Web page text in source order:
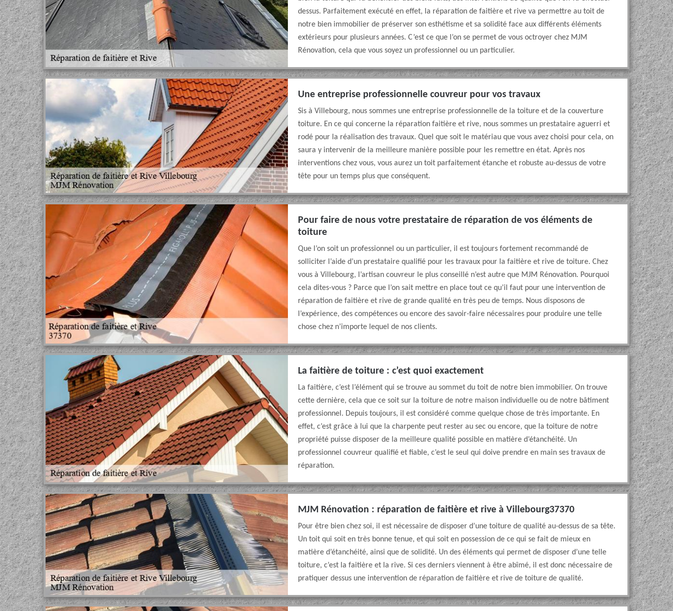
dessus. Parfaitement exécuté en effet, la réparation de faitière et rive va permettre au toit de
notre bien immobilier de préserver son esthétisme et sa solidité face aux différents éléments
extérieurs pour plusieurs années. C’est ce que l’on se permet de vous octroyer chez MJM
Rénovation, cela que vous soyez un professionnel ou un particulier.
Une entreprise professionnelle couvreur pour vos travaux
Sis à Villebourg, nous sommes une entreprise professionnelle de la toiture et de la couverture
toiture. En ce qui concerne la réparation faitière et rive, nous sommes un prestataire aguerri et
rodé pour la réalisation des travaux. Quel que soit le matériau que vous avez choisi pour cela, on
saura y intervenir de la meilleure manière possible pour les remettre en état. Après nos
interventions chez vous, vous aurez un toit parfaitement étanche et robuste au-dessus de votre
tête pour un temps plus que conséquent.
Pour faire de nous votre prestataire de réparation de vos éléments de
toiture
Que l’on soit un professionnel ou un particulier, il est toujours fortement recommandé de
solliciter l’aide d’un prestataire qualifié pour les travaux pour la faitière et rive de toiture. Chez
vous à Villebourg, l’artisan couvreur le plus conseillé n’est autre que MJM Rénovation. Pourquoi
cela dites-vous ? Parce que l’on sait mettre en place tout ce qu’il faut pour une intervention de
réparation de faitière et rive de grande qualité en très peu de temps. Nous disposons de
l’expérience, des compétences ou encore des savoir-faire nécessaires pour produire une telle
chose chez n’importe lequel de nos clients.
La faitière de toiture : c’est quoi exactement
La faitière, c’est l’élément qui se trouve au sommet du toit de notre bien immobilier. On trouve
cette dernière, cela que ce soit sur la toiture de notre maison individuelle ou de notre bâtiment
professionnel. Depuis toujours, il est considéré comme quelque chose de très importante. En
effet, c’est grâce à lui que la charpente peut rester au sec ou encore, que la toiture de notre
propriété puisse disposer de la meilleure qualité possible en matière d’étanchéité. Un
professionnel couvreur qualifié et fiable, c’est le seul qui doive prendre en main ses travaux de
réparation.
MJM Rénovation : réparation de faitière et rive à Villebourg37370
Pour être bien chez soi, il est nécessaire de disposer d’une toiture de qualité au-dessus de sa tête.
Un toit qui soit en très bonne tenue, et qui soit en possession de ce qui se fait de mieux en
matière d’étanchéité, ainsi que de solidité. Un des éléments qui permet de disposer d’une telle
toiture, c’est la faitière et la rive. Si ces derniers viennent à être abîmé, il est donc nécessaire de
pratiquer dessus une intervention de réparation de faitière et rive de toiture de qualité.